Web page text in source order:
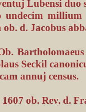
Lubensi duo
undecim
ob. d. Jacobus
Seckil
annuj census.
1607 ob. Rev. d.